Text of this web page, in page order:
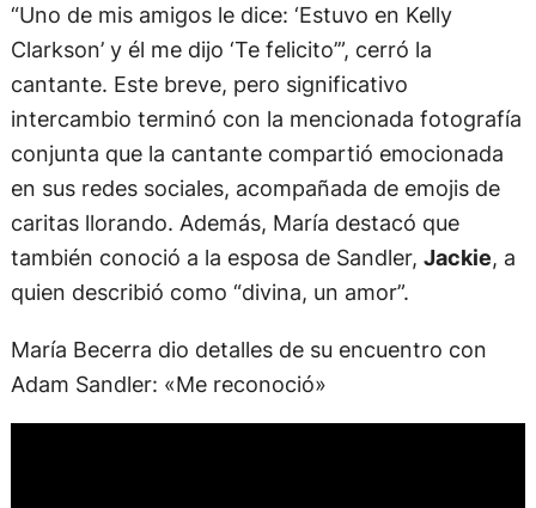
“Uno de mis amigos le dice: ‘Estuvo en Kelly
Clarkson’ y él me dijo ‘Te felicito’”, cerró la
cantante. Este breve, pero significativo
intercambio terminó con la mencionada fotografía
conjunta que la cantante compartió emocionada
en sus redes sociales, acompañada de emojis de
caritas llorando. Además, María destacó que
también conoció a la esposa de Sandler, Jackie, a
quien describió como “divina, un amor”.
María Becerra dio detalles de su encuentro con
Adam Sandler: «Me reconoció»